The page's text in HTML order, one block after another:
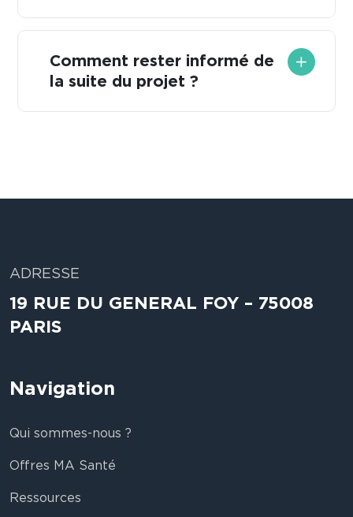
Comment rester informé de
la suite du projet ?
ADRESSE
19 RUE DU GENERAL FOY – 75008
PARIS
Navigation
Qui sommes-nous ?
Offres MA Santé
Ressources